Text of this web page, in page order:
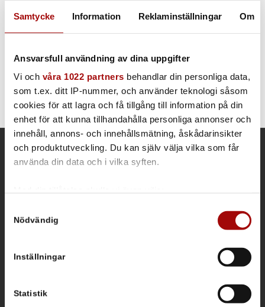
Samtycke Information Reklaminställningar Om
Ansvarsfull användning av dina uppgifter
Vi och våra 1022 partners behandlar din personliga data,
som t.ex. ditt IP-nummer, och använder teknologi såsom
cookies för att lagra och få tillgång till information på din
enhet för att kunna tillhandahålla personliga annonser och
innehåll, annons- och innehållsmätning, åskådarinsikter
och produktutveckling. Du kan själv välja vilka som får
använda din data och i vilka syften.
kan ha en noggrannhet på upp till flera meter
Du kan ändra eller dra tillbaka ditt samtycke när som
Nödvändig
Inställningar
Statistik
generalagenten Tecnovap
KONTAKTINFORMATION
Frösundaviks allé 1
Lager/service
175 61 Järfälla, Sweden
tecnovap.se